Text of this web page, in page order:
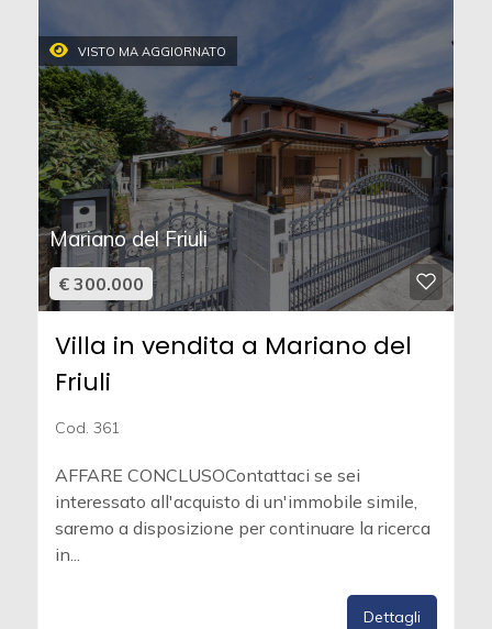
VISTO MA AGGIORNATO
Mariano del Friuli
€ 300.000
Villa in vendita a Mariano del
Friuli
Cod. 361
AFFARE CONCLUSOContattaci se sei
interessato all'acquisto di un'immobile simile,
saremo a disposizione per continuare la ricerca
in...
Dettagli